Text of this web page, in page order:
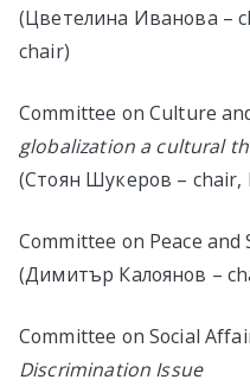
(Цветелина Иванова –
chair)
Committee on Culture
globalization a cultural
(Стоян Шукеров –
Committee on Peace and
(Димитър Калоянов –
Committee on Social
Discrimination Issue